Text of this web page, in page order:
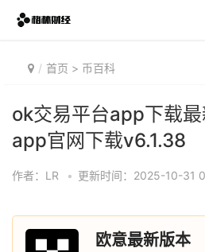
首页 > 币百科
ok交易平台app下载
app官网下载v6.1.38
作者：LR • 更新时间：2025-10-31
欧意最新版本